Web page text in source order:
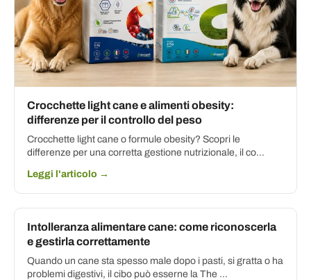
Crocchette light cane e alimenti obesity:
differenze per il controllo del peso
Crocchette light cane o formule obesity? Scopri le
differenze per una corretta gestione nutrizionale, il co...
Leggi l'articolo →
Intolleranza alimentare cane: come riconoscerla
e gestirla correttamente
Quando un cane sta spesso male dopo i pasti, si gratta o ha
problemi digestivi, il cibo può esserne la The ...